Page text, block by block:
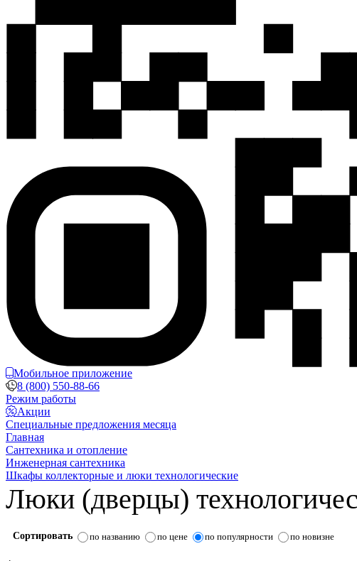
Мобильное приложение
8 (800) 550-88-66
Режим работы
Акции
Специальные предложения месяца
Главная
Сантехника и отопление
Инженерная сантехника
Шкафы коллекторные и люки технологические
Люки (дверцы)
Сортировать по названию по цене по популярности по новизне